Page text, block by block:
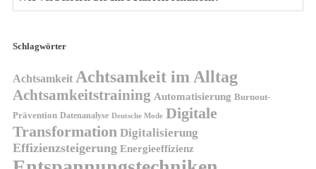
Schlagwörter
Achtsamkeit Achtsamkeit im Alltag
Achtsamkeitstraining Automatisierung Burnout-
Prävention Datenanalyse Deutsche Mode Digitale
Transformation Digitalisierung
Effizienzsteigerung Energieeffizienz